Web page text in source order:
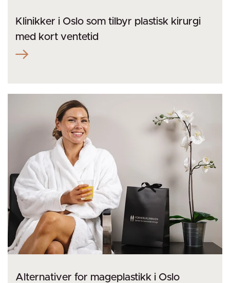
Klinikker i Oslo som tilbyr plastisk kirurgi
med kort ventetid
Alternativer for mageplastikk i Oslo